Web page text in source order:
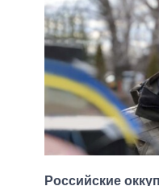
Российские